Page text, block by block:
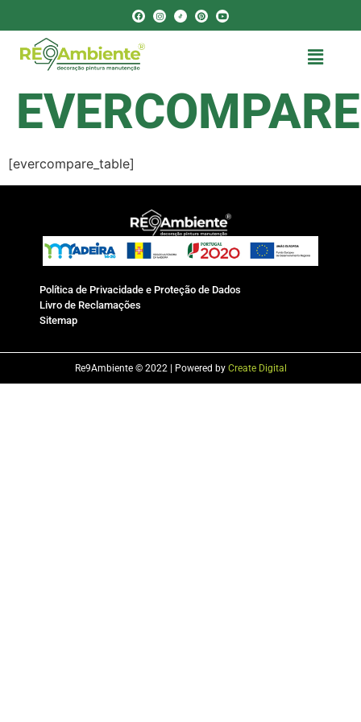
EVERCOMPARE
[evercompare_table]
Política de Privacidade e Proteção de Dados
Livro de Reclamações
Sitemap
Re9Ambiente © 2022 | Powered by Create Digital